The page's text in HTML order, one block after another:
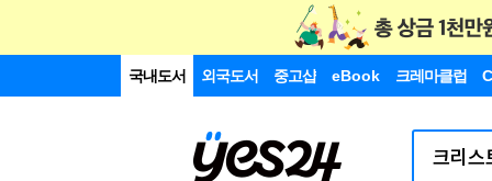
국내도서 외국도서 중고샵 eBook 크레마클럽